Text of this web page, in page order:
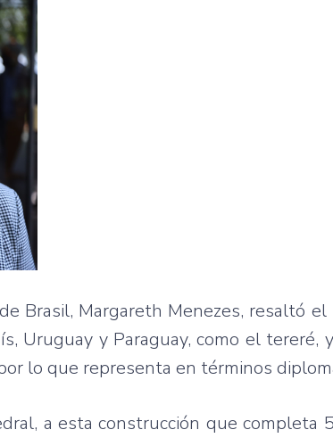
Brasil, Margareth Menezes, resaltó
Uruguay y Paraguay, como el tereré,
lo que representa en términos
a esta construcción que completa